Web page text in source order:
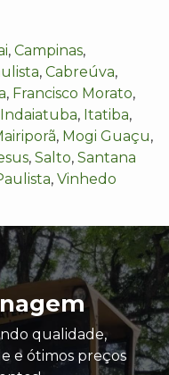
, Campinas,
, Cabreúva,
, Francisco Morato,
Indaiatuba, Itatiba,
, Mogi Guaçu,
, Salto, Santana
, Vinhedo
qualidade,
e ótimos preços